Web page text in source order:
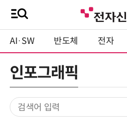
AI·SW 반도체 전자
인포그래픽